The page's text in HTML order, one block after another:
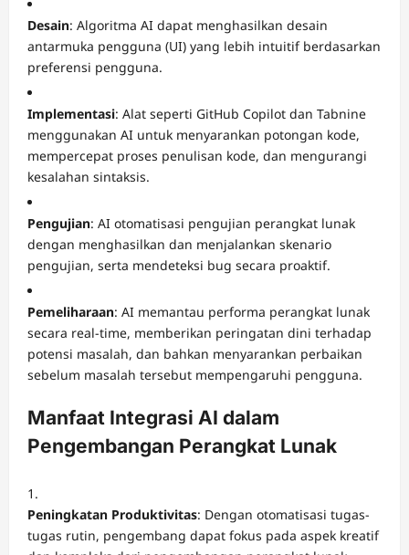
Desain: Algoritma AI dapat menghasilkan desain
antarmuka pengguna (UI) yang lebih intuitif berdasarkan
preferensi pengguna.
Implementasi: Alat seperti GitHub Copilot dan Tabnine
menggunakan AI untuk menyarankan potongan kode,
mempercepat proses penulisan kode, dan mengurangi
kesalahan sintaksis.
Pengujian: AI otomatisasi pengujian perangkat lunak
dengan menghasilkan dan menjalankan skenario
pengujian, serta mendeteksi bug secara proaktif.
Pemeliharaan: AI memantau performa perangkat lunak
secara real-time, memberikan peringatan dini terhadap
potensi masalah, dan bahkan menyarankan perbaikan
sebelum masalah tersebut mempengaruhi pengguna.
Manfaat Integrasi AI dalam
Pengembangan Perangkat Lunak
Peningkatan Produktivitas: Dengan otomatisasi tugas-
tugas rutin, pengembang dapat fokus pada aspek kreatif